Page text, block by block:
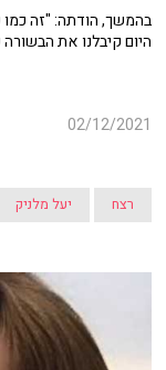
בהמשך, הודתה: "זה
היום קיבלנו את
02/12/2021
רצח יעל מלניק